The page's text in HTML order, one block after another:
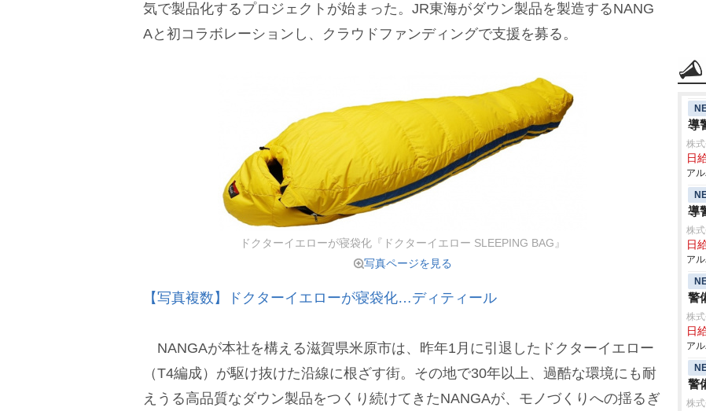
気で製品化するプロジェクトが始まった。JR東海がダウン製品を製造するNANG
Aと初コラボレーションし、クラウドファンディングで支援を募る。
ドクターイエローが寝袋化『ドクターイエロー SLEEPING BAG』
写真ページを見る
【写真複数】ドクターイエローが寝袋化…ディティール
NANGAが本社を構える滋賀県米原市は、昨年1月に引退したドクターイエロー
（T4編成）が駆け抜けた沿線に根ざす街。その地で30年以上、過酷な環境にも耐
えうる高品質なダウン製品をつくり続けてきたNANGAが、モノづくりへの揺るぎ
導
株
日
ア
導
株
日
ア
警
株
日
ア
警
株